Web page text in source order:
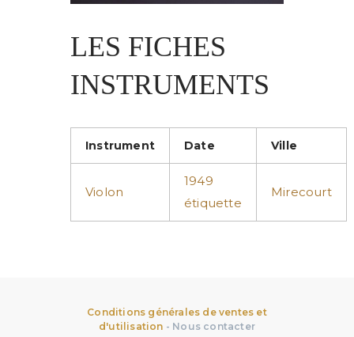
LES FICHES
INSTRUMENTS
Instrument Date Ville
Violon
1949
étiquette
Mirecourt
Conditions générales de ventes et
d'utilisation - Nous contacter